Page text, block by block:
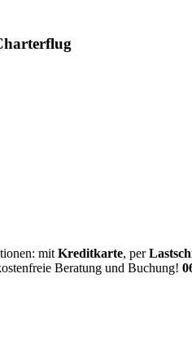
mit Kreditkarte, per
Beratung und Buchung!